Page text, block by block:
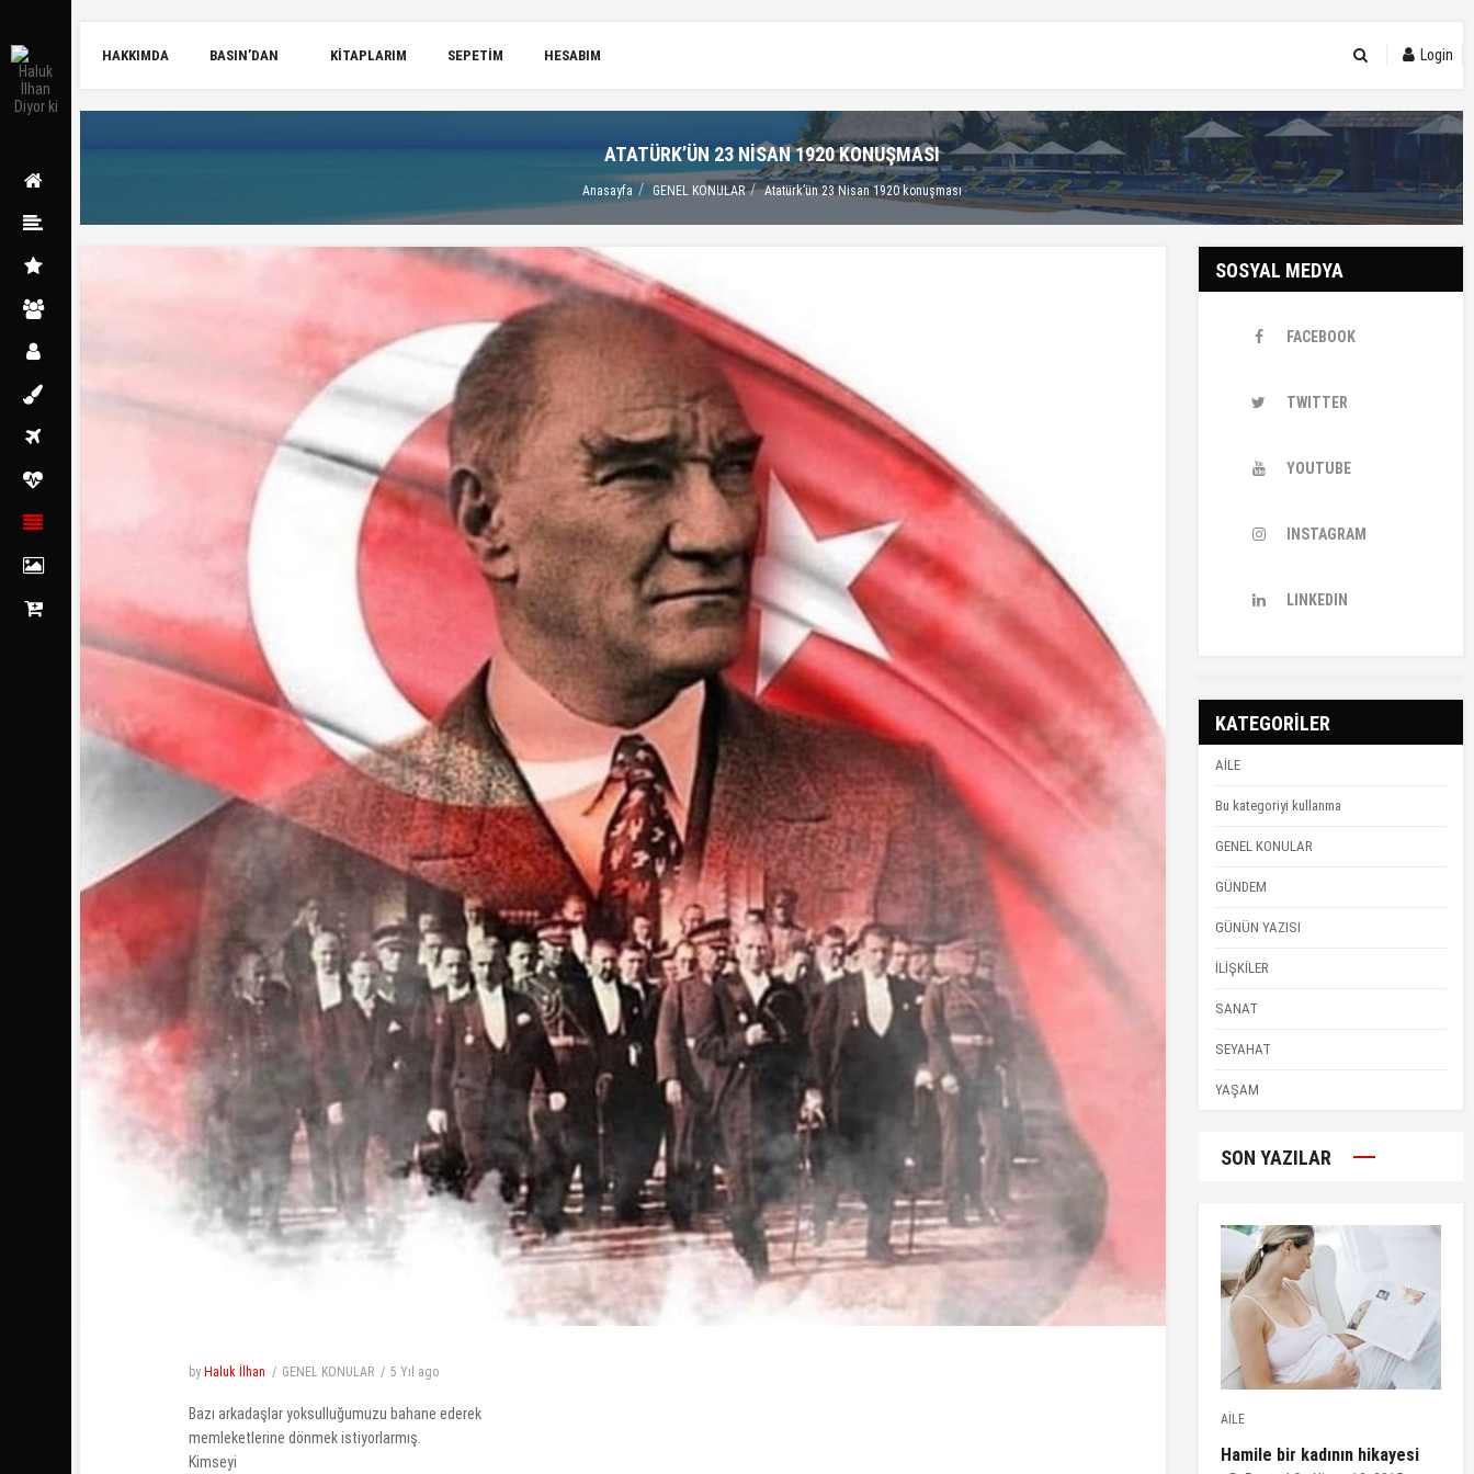
HAKKIMDA BASIN’DAN KITAPLARIM SEPETIM HESABIM Login
ATATÜRK’ÜN 23 NISAN 1920 KONUŞMASI
Anasayfa GENEL KONULAR Atatürk’ün 23 Nisan 1920 konuşması
byHaluk İlhan GENEL KONULAR 5 Yıl ago
Bazı arkadaşlar yoksulluğumuzu bahane ederek
memleketlerine dönmek istiyorlarmış.
Kimseyi
SOSYAL MEDYA
FACEBOOK
TWITTER
YOUTUBE
INSTAGRAM
LINKEDIN
KATEGORİLER
AİLE
Bu kategoriyi kullanma
GENEL KONULAR
GÜNDEM
GÜNÜN YAZISI
İLİŞKİLER
SANAT
SEYAHAT
YAŞAM
SON YAZILAR
AİLE
Hamile bir kadının hikayesi